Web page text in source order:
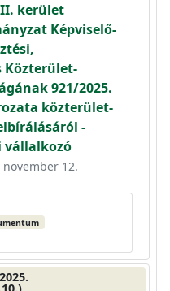
kerület
Képviselő-
Közterület-
921/2025.
közterület-
-
vállalkozó
12.